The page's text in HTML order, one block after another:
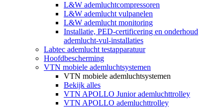
L&W ademluchtcompressoren
L&W ademlucht vulpanelen
L&W ademlucht monitoring
Installatie, PED-certificering en onderhoud
ademlucht-vul-installaties
Labtec ademlucht testapparatuur
Hoofdbescherming
VTN mobiele ademluchtsystemen
VTN mobiele ademluchtsystemen
Bekijk alles
VTN APOLLO Junior ademluchttrolley
VTN APOLLO ademluchttrolley